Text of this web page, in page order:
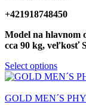
+421918748450
Model na hlavnom
cca 90 kg, veľkosť
Select options
GOLD MEN´S